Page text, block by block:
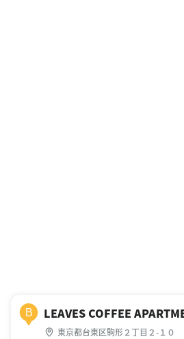
B LEAVES COFFEE
東京都台東区駒形２丁目２-１０